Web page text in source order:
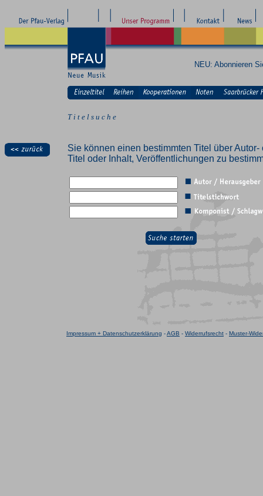
NEU: Abonnieren
T i t e l s u c h e
Sie können einen bestimmten Titel über
Titel oder Inhalt, Veröffentlichungen zu
Impressum + Datenschutzerklärung -AGB - Widerrufsrecht - Muster-